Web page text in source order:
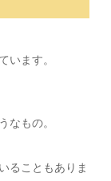
います。
なもの。
ることもありま